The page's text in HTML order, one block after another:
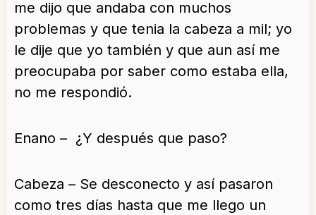
me dijo que andaba con muchos
problemas y que tenia la cabeza a mil; yo
le dije que yo también y que aun así me
preocupaba por saber como estaba ella,
no me respondió.
Enano – ¿Y después que paso?
Cabeza – Se desconecto y así pasaron
como tres días hasta que me llego un